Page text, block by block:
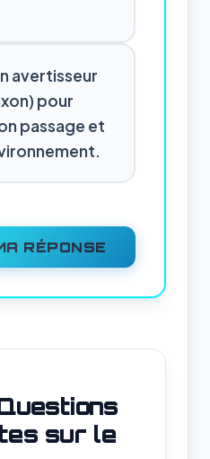
avertisseur
pour
passage et
RÉPONSE
sur le